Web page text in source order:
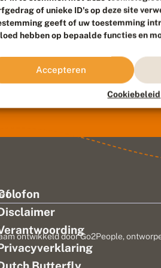
of unieke ID's op deze site
geeft of uw toestemming
hebben op bepaalde functies en
Accepteren
Cookiebeleid
ontwikkeld doorGo2People,